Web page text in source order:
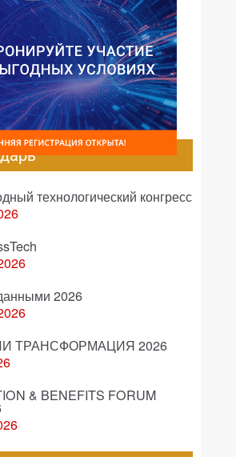
технологический конгресс
2026
ТРАНСФОРМАЦИЯ 2026
& BENEFITS FORUM